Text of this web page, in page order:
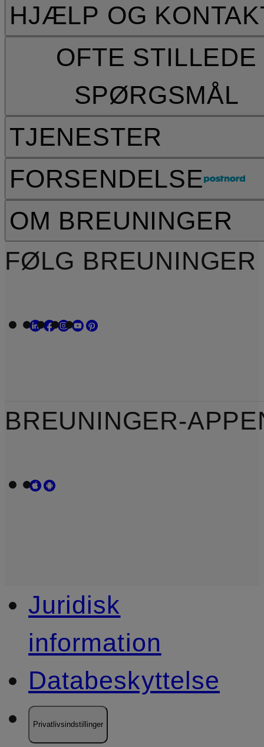
HJÆLP OG
OFTE STILLEDE
SPØRGSMÅL
TJENESTER
FORSENDELSE
OM BREUNINGER
FØLG BREUNINGER
BREUNINGER-
Juridisk
information
Databeskyttelse
Privatlivsindstillinger